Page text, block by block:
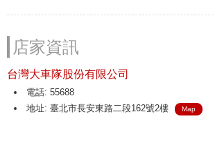
店家資訊
台灣大車隊股份有限公司
電話: 55688
地址: 臺北市長安東路二段162號2樓
Map